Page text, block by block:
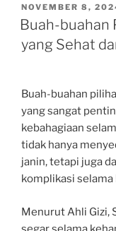
POSTED
ON
NOVEMBER 8,
Buah-buahan
yang Sehat
Buah-buahan
yang sangat
kebahagiaan
tidak hanya
janin, tetapi juga
komplikasi selama
Menurut Ahli Gizi,